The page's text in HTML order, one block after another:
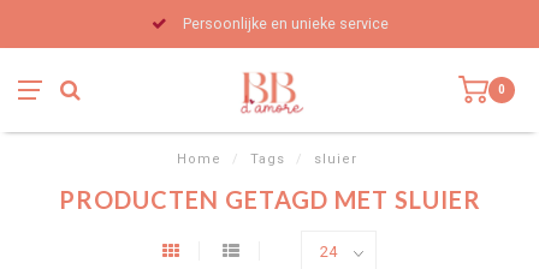
Persoonlijke en unieke service
0
Home / Tags / sluier
PRODUCTEN GETAGD MET SLUIER